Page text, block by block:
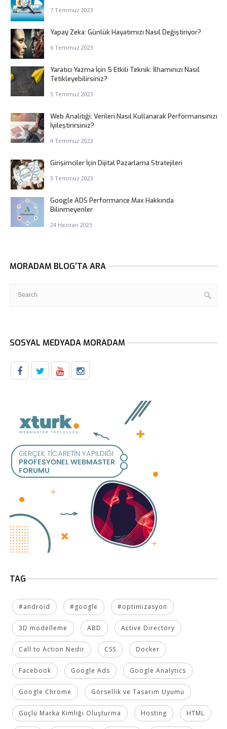
7 Temmuz 2023
Yapay Zeka: Günlük Hayatımızı Nasıl Değiştiriyor?
6 Temmuz 2023
Yaratıcı Yazma İçin 5 Etkili Teknik: İlhamınızı Nasıl
Tetikleyebilirsiniz?
5 Temmuz 2023
Web Analitiği: Verileri Nasıl Kullanarak Performansınızı
İyileştirirsiniz?
4 Temmuz 2023
Girişimciler İçin Dijital Pazarlama Stratejileri
3 Temmuz 2023
Google ADS Performance Max Hakkında
Bilinmeyenler
24 Haziran 2023
MORADAM BLOG’TA ARA
SOSYAL MEDYADA MORADAM
TAG
#android #google #optimizasyon
3D modelleme ABD Active Directory
Call to Action Nedir CSS Docker
Facebook Google Ads Google Analytics
Google Chrome Görsellik ve Tasarım Uyumu
Güçlü Marka Kimliği Oluşturma Hosting HTML